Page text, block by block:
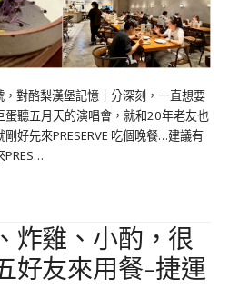
，對酪梨漢堡記憶十分深刻，一直想要
聽五月天的演唱會，就和20年老友也
好先來PRESERVE 吃個晚餐…建議有
PRES…
炸雞、小酌，很
好友來用餐-捷運